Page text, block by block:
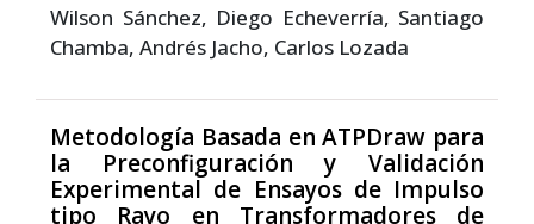
Wilson Sánchez, Diego Echeverría, Santiago
Chamba, Andrés Jacho, Carlos Lozada
Metodología Basada en ATPDraw para
la Preconfiguración y Validación
Experimental de Ensayos de Impulso
tipo Rayo en Transformadores de